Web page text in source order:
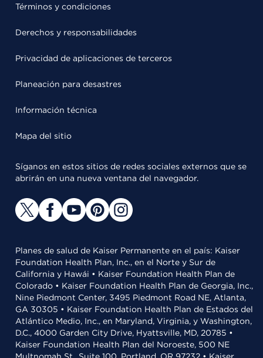
Términos y condiciones
Derechos y responsabilidades
Privacidad de aplicaciones de terceros
Planeación para desastres
Información técnica
Mapa del sitio
Síganos en estos sitios de redes sociales externos que se
abrirán en una nueva ventana del navegador.
Planes de salud de Kaiser Permanente en el país: Kaiser
Foundation Health Plan, Inc., en el Norte y Sur de
California y Hawái • Kaiser Foundation Health Plan de
Colorado • Kaiser Foundation Health Plan de Georgia, Inc.,
Nine Piedmont Center, 3495 Piedmont Road NE, Atlanta,
GA 30305 • Kaiser Foundation Health Plan de Estados del
Atlántico Medio, Inc., en Maryland, Virginia, y Washington,
D.C., 4000 Garden City Drive, Hyattsville, MD, 20785 •
Kaiser Foundation Health Plan del Noroeste, 500 NE